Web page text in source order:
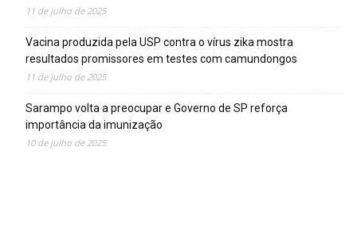
11 de julho de 2025
Vacina produzida pela USP contra o vírus zika mostra
resultados promissores em testes com camundongos
11 de julho de 2025
Sarampo volta a preocupar e Governo de SP reforça
importância da imunização
10 de julho de 2025